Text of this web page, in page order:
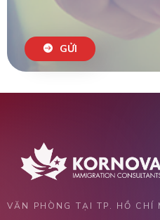
GỬI
VĂN PHÒNG TẠI TP. HỒ CHÍ